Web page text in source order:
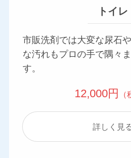
トイレ
市販洗剤では大変な尿石
な汚れもプロの手で隅々
す。
12,000円 （
詳しく見